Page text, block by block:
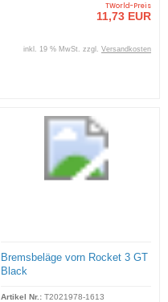
TWorld-Preis
11,73 EUR
inkl. 19 % MwSt. zzgl. Versandkosten
Bremsbeläge vorn Rocket 3 GT
Black
Artikel Nr.: T2021978-1613